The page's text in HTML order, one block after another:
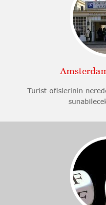
Turist ofislerinin